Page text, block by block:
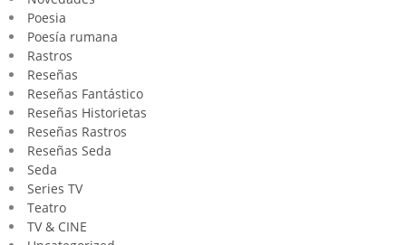
Poesia
Poesía rumana
Rastros
Reseñas
Reseñas Fantástico
Reseñas Historietas
Reseñas Rastros
Reseñas Seda
Seda
Series TV
Teatro
TV & CINE